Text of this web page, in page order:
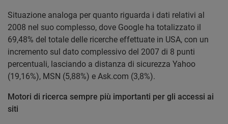
Situazione analoga per quanto riguarda i dati relativi al
2008 nel suo complesso, dove Google ha totalizzato il
69,48% del totale delle ricerche effettuate in USA, con un
incremento sul dato complessivo del 2007 di 8 punti
percentuali, lasciando a distanza di sicurezza Yahoo
(19,16%), MSN (5,88%) e Ask.com (3,8%).
Motori di ricerca sempre più importanti per gli accessi ai
siti